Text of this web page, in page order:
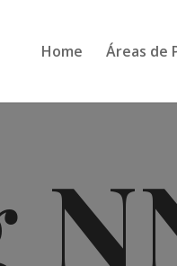
Home Áreas de